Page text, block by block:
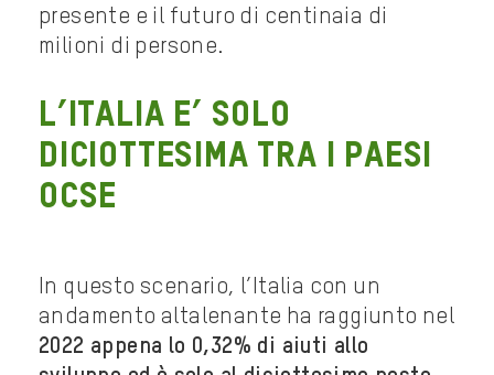
presente e il futuro di centinaia di
milioni di persone.
L’ITALIA E’ SOLO
DICIOTTESIMA TRA I PAESI
OCSE
In questo scenario, l’Italia con un
andamento altalenante ha raggiunto nel
2022 appena lo 0,32% di aiuti allo